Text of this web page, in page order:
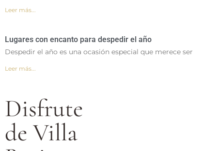
Leer más...
Lugares con encanto para despedir el año
Despedir el año es una ocasión especial que merece ser
Leer más...
Disfrute
de Villa